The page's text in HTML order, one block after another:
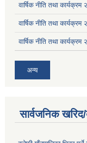
वार्षिक नीति तथा
वार्षिक नीति तथा
वार्षिक नीति तथा
अन्य
सार्वजनिक